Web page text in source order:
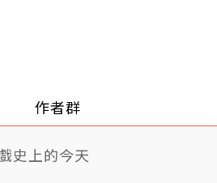
作者群
史上的今天